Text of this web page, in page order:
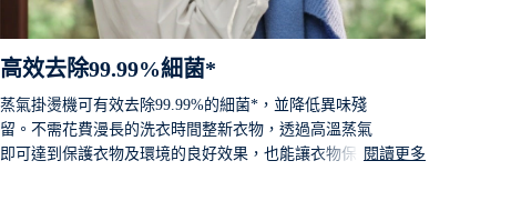
高效去除99.99%細菌*
蒸氣掛燙機可有效去除99.99%的細菌*，並降低異味殘
留。不需花費漫長的洗衣時間整新衣物，透過高溫蒸氣
即可達到保護衣物及環境的良好效果，也能讓衣物保持閱讀更多